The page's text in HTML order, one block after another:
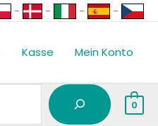
- - - -
Kasse Mein Konto
0